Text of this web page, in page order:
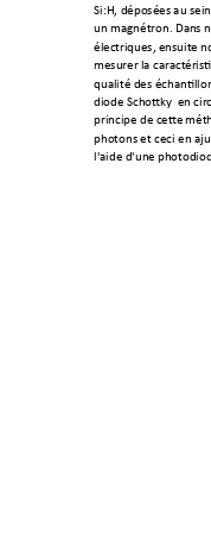
Si:H, déposées au
un magnétron. Dans
électriques, ensuite
mesurer la caract
qualité des
diode Schottky en
principe de cette
photons et ceci en
l'aide d'une ph